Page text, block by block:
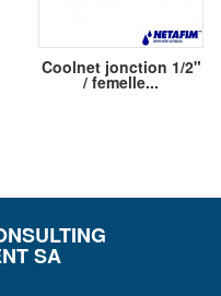
Coolnet jonction 1/2"
/ femelle...
SA